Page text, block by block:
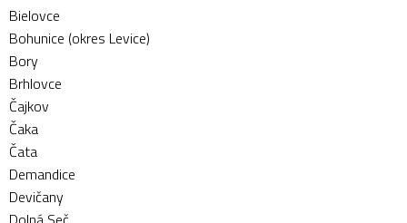
Bielovce
Bohunice (okres Levice)
Bory
Brhlovce
Čajkov
Čaka
Čata
Demandice
Devičany